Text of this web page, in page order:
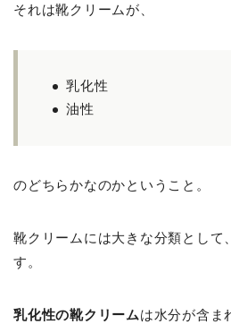
それは靴クリームが、
乳化性
油性
のどちらかなのかということ。
靴クリームには大きな分類として
す。
乳化性の靴クリームは水分が含ま